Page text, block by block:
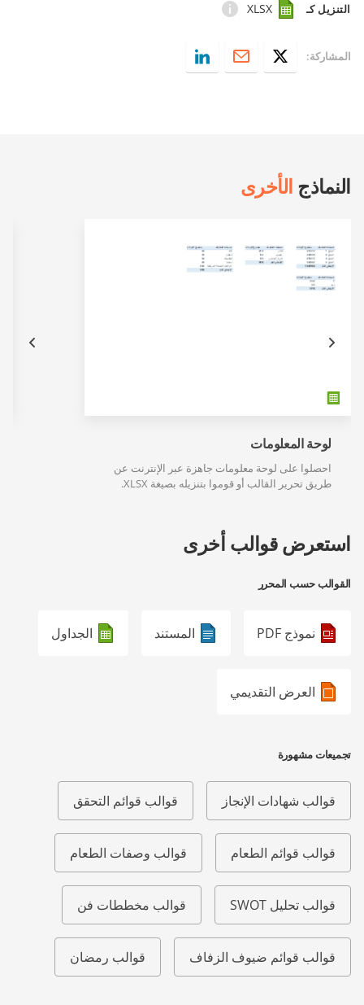
التنزيل كـ XLSX
المشاركة:
النماذج الأخرى
لوحة المعلومات
احصلوا على لوحة معلومات جاهزة عبر الإنترنت عن
طريق تحرير القالب أو قوموا بتنزيله بصيغة XLSX.
استعرض قوالب أخرى
القوالب حسب المحرر
نموذج PDF المستند الجداول
العرض التقديمي
تجميعات مشهورة
قوالب شهادات الإنجاز قوالب قوائم التحقق
قوالب قوائم الطعام قوالب وصفات الطعام
قوالب تحليل SWOT قوالب مخططات فن
قوالب قوائم ضيوف الزفاف قوالب رمضان